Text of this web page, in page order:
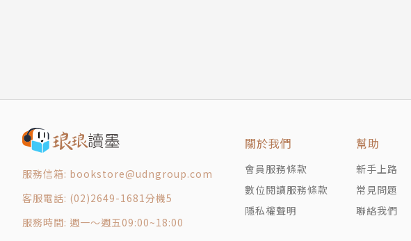
服務信箱: bookstore@udngroup.com
客服電話: (02)2649-1681分機5
服務時間: 週一～週五09:00~18:00
關於我們
會員服務條款
數位閱讀服務條款
隱私權聲明
幫助
新手上路
常見問題
聯絡我們